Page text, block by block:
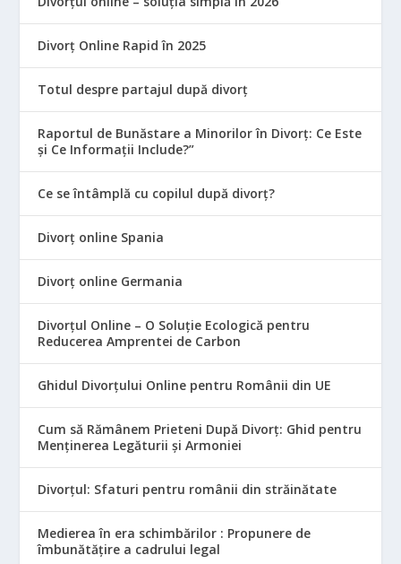
Divorț Online Rapid în 2025
Totul despre partajul după divorț
Raportul de Bunăstare a Minorilor în Divorț: Ce Este
și Ce Informații Include?”
Ce se întâmplă cu copilul după divorț?
Divorț online Spania
Divorț online Germania
Divorțul Online – O Soluție Ecologică pentru
Reducerea Amprentei de Carbon
Ghidul Divorțului Online pentru Românii din UE
Cum să Rămânem Prieteni După Divorț: Ghid pentru
Menținerea Legăturii și Armoniei
Divorțul: Sfaturi pentru românii din străinătate
Medierea în era schimbărilor : Propunere de
îmbunătățire a cadrului legal